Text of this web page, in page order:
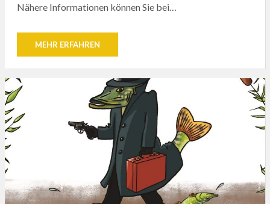
Nähere Informationen können Sie bei…
MEHR ERFAHREN